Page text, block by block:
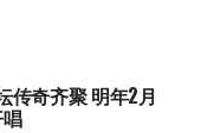
传奇⻬聚 明年2月